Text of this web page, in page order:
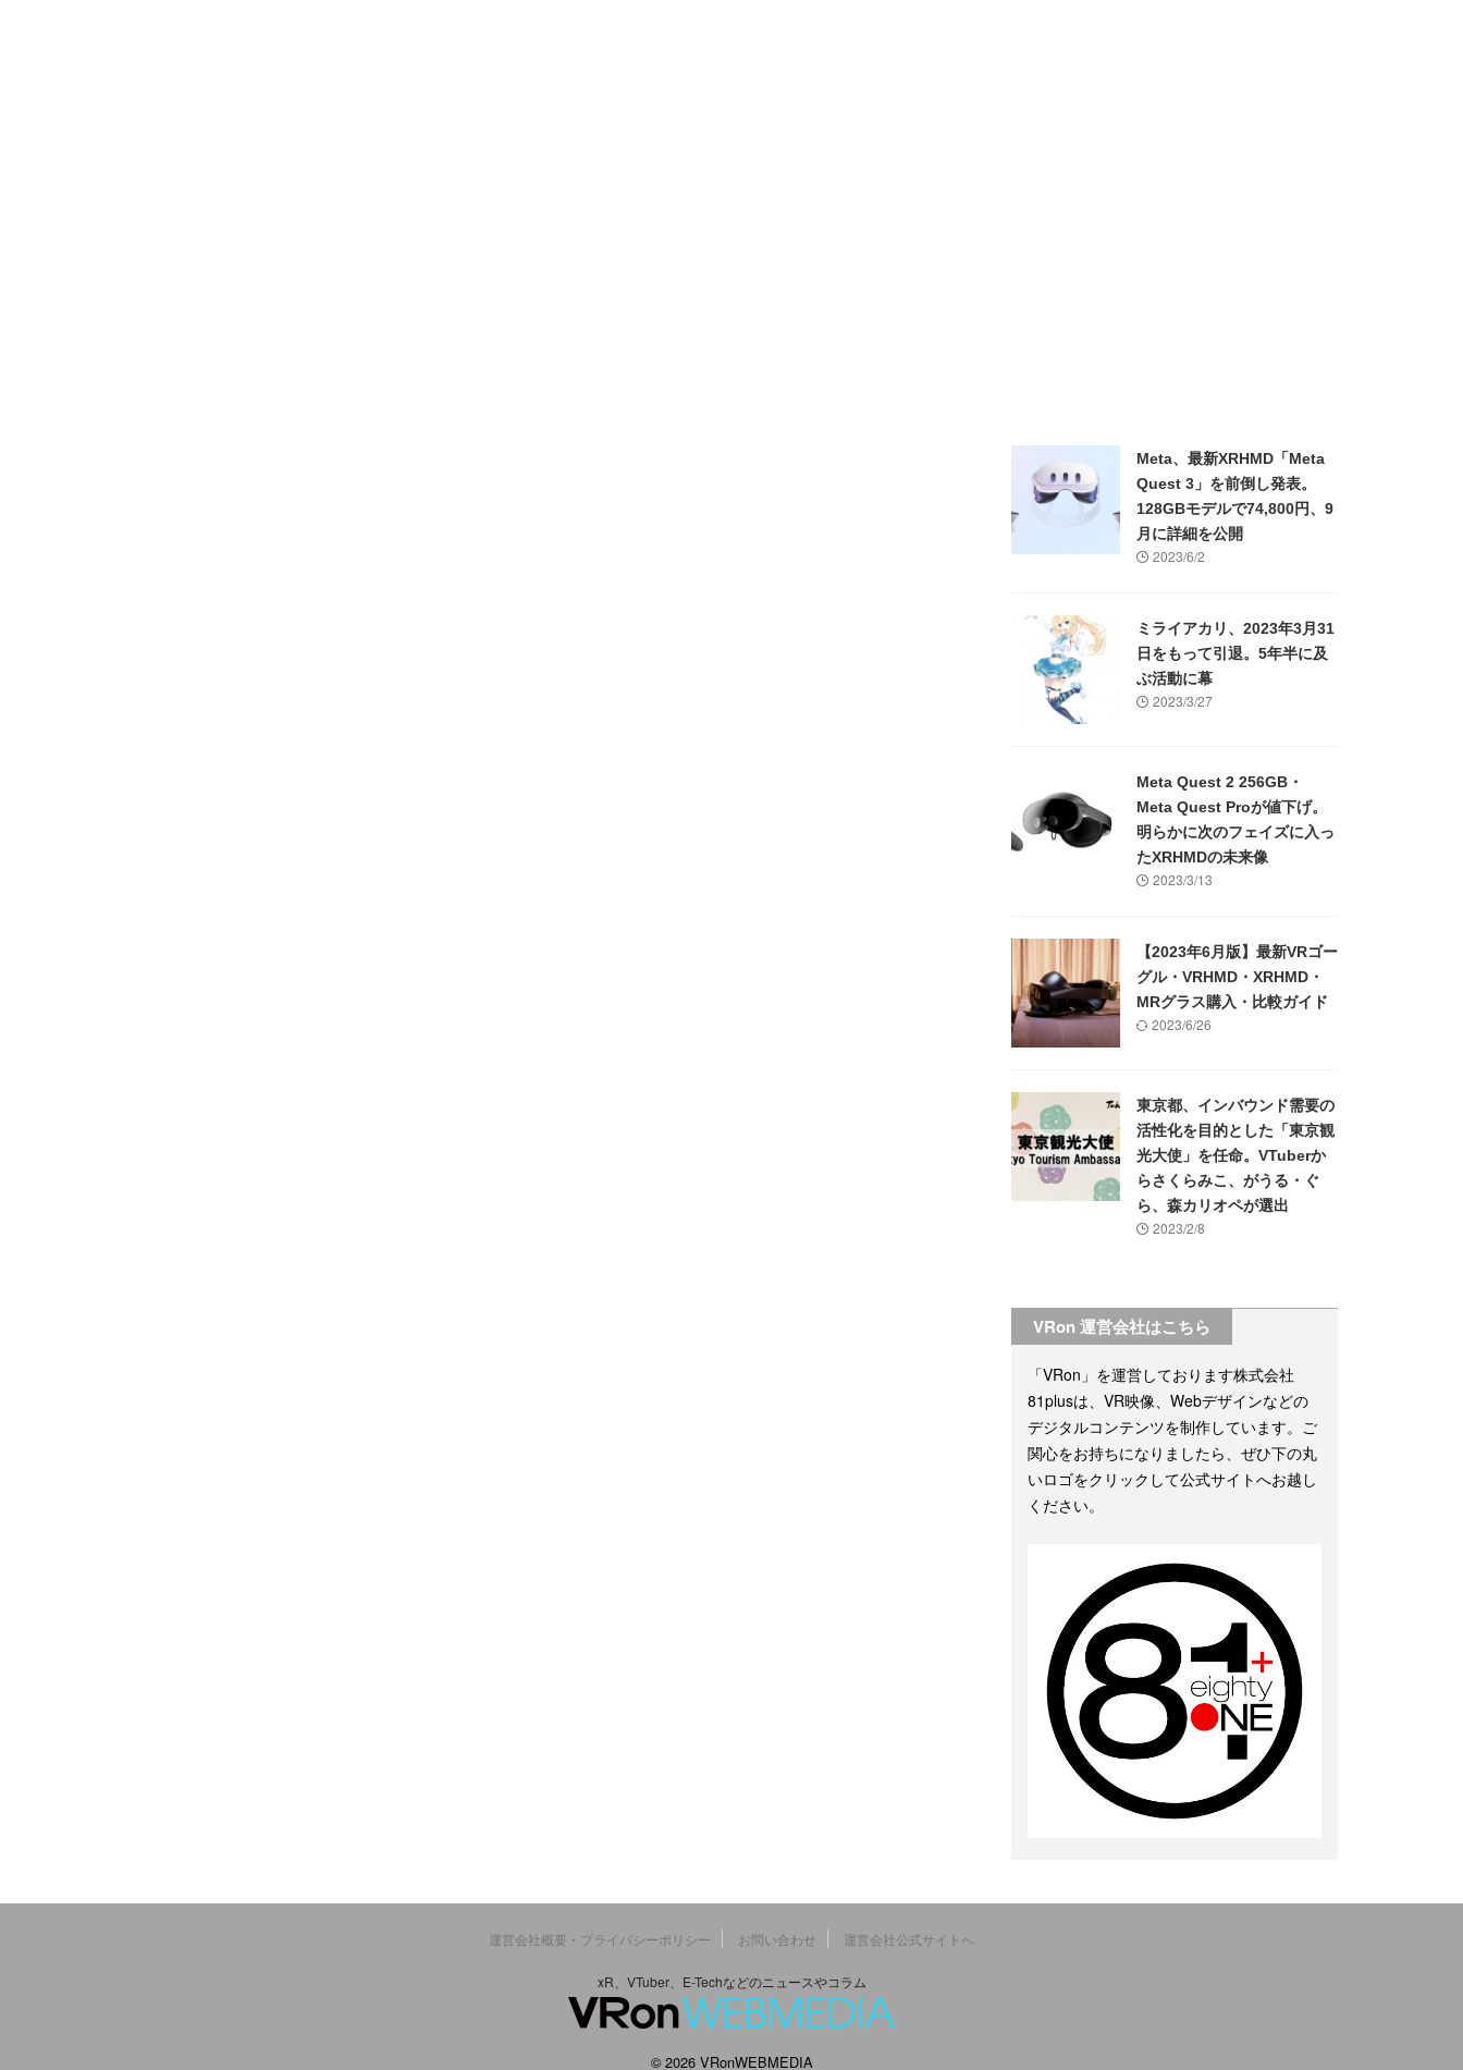
Meta、最新XRHMD「Meta
Quest 3」を前倒し発表。
128GBモデルで74,800円、9
月に詳細を公開
2023/6/2
ミライアカリ、2023年3月31
日をもって引退。5年半に及
ぶ活動に幕
2023/3/27
Meta Quest 2 256GB・
Meta Quest Proが値下げ。
明らかに次のフェイズに入っ
たXRHMDの未来像
2023/3/13
【2023年6月版】最新VRゴー
グル・VRHMD・XRHMD・
MRグラス購入・比較ガイド
2023/6/26
東京都、インバウンド需要の
活性化を目的とした「東京観
光大使」を任命。VTuberか
らさくらみこ、がうる・ぐ
ら、森カリオペが選出
2023/2/8
VRon 運営会社はこちら
「VRon」を運営しております株式会社
81plusは、VR映像、Webデザインなどの
デジタルコンテンツを制作しています。ご
関心をお持ちになりましたら、ぜひ下の丸
いロゴをクリックして公式サイトへお越し
ください。
運営会社概要・プライバシーポリシー お問い合わせ 運営会社公式サイトへ
xR、VTuber、E-Techなどのニュースやコラム
© 2026 VRonWEBMEDIA